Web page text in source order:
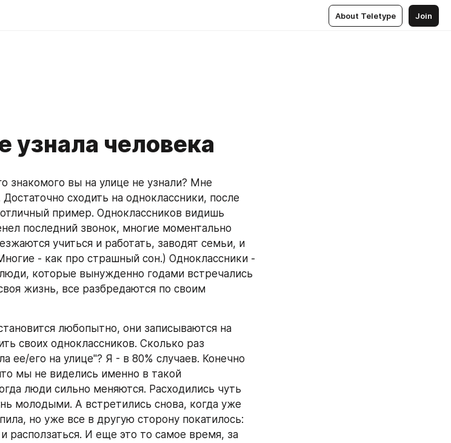
About Teletype Join
человека
знакомого вы на улице не узнали? Мне
сходить на одноклассники, после
пример. Одноклассников видишь
последний звонок, многие моментально
учиться и работать, заводят семьи, и
- как про страшный сон.) Одноклассники -
которые вынужденно годами встречались
жизнь, все разбредаются по своим
любопытно, они записываются на
своих одноклассников. Сколько раз
ее/его на улице"? Я - в 80% случаев. Конечно
мы не виделись именно в такой
люди сильно меняются. Расходились чуть
молодыми. А встретились снова, когда уже
но уже все в другую сторону покатилось:
расползаться. И еще это то самое время, за